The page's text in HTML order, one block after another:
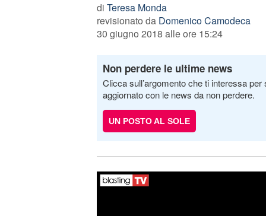
di Teresa Monda
revisionato da Domenico Camodeca
30 giugno 2018 alle ore 15:24
Non perdere le ultime news
Clicca sull’argomento che ti interessa
aggiornato con le news da non perdere.
UN POSTO AL SOLE